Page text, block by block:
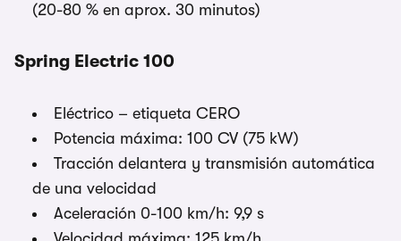
(20-80 % en aprox. 30 minutos)
Spring Electric 100
Eléctrico – etiqueta CERO
Potencia máxima: 100 CV (75 kW)
Tracción delantera y transmisión automática
de una velocidad
Aceleración 0-100 km/h: 9,9 s